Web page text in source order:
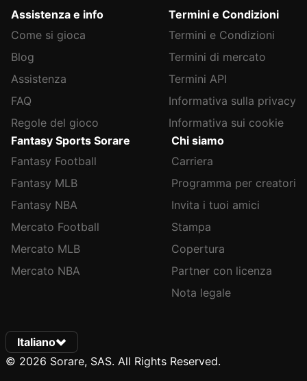
Assistenza e info
Come si gioca
Blog
Assistenza
FAQ
Regole del gioco
Termini e Condizioni
Termini e Condizioni
Termini di mercato
Termini API
Informativa sulla privacy
Informativa sui cookie
Fantasy Sports Sorare
Fantasy Football
Fantasy MLB
Fantasy NBA
Mercato Football
Mercato MLB
Mercato NBA
Chi siamo
Carriera
Programma per creatori
Invita i tuoi amici
Stampa
Copertura
Partner con licenza
Nota legale
Italiano
© 2026 Sorare, SAS. All Rights Reserved.